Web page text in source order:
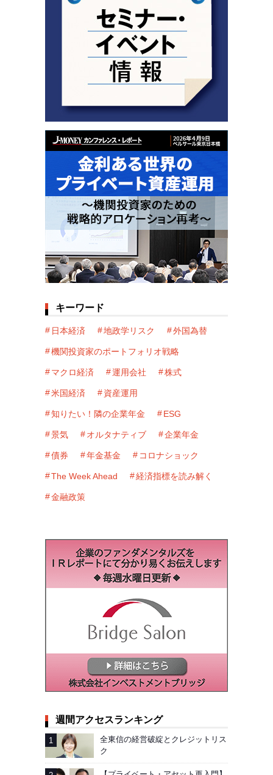
キーワード
日本経済 地政学リスク 外国為替
機関投資家のポートフォリオ戦略
マクロ経済 運用会社 株式
米国経済 資産運用
知りたい！隣の企業年金 ESG
景気 オルタナティブ 企業年金
債券 年金基金 コロナショック
The Week Ahead 経済指標を読み解く
金融政策
週間アクセスランキング
全東信の経営破綻とクレジットリス
ク